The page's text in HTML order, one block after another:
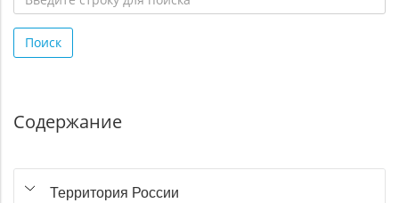
строку
для
Поиск
Содержание
Территория России